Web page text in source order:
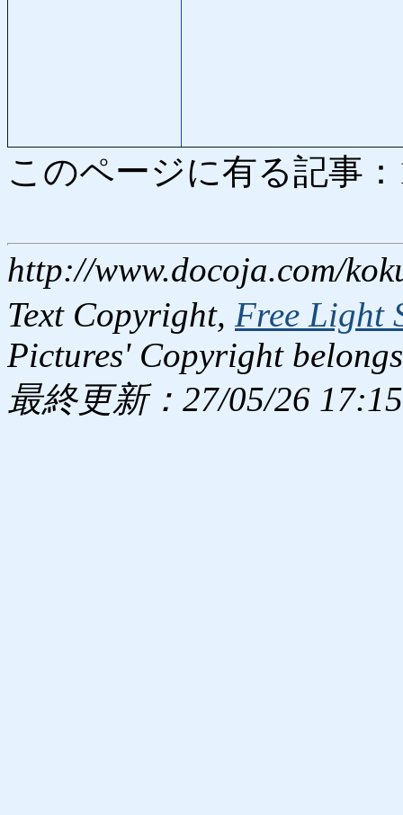
このページに有る記事
http://www.docoja.com/
Text Copyright, Free Light
Pictures' Copyright
最終更新：27/05/26 17:15